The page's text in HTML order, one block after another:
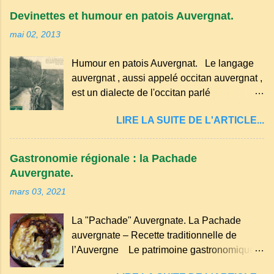
voisins se hâtent de planter dans le
aperçoit, il remet le pain sur le bon coté,
mais il doit payer autant de bouteilles de vin
qu’il y a de couteaux ou de fourchettes
d’Ambert). Les quatre chemins. Quand
deux chemins se rencontrent et se coupent,
leur intersection forme un carrefour qui a
Devinettes et humour en patois Auvergnat.
mai 02, 2013
Humour en patois Auvergnat. Le langage
auvergnat , aussi appelé occitan auvergnat ,
est un dialecte de l'occitan parlé
certaines parties du Massif central . Il
appartient à la famille des langues romanes
et est classé parmi les dialectes du nord-
occitan . Bien que le nombre de locuteurs
traditionnelle et les contes. Il a aussi
influencé le français parlé en Auvergne.
Caractéristiques du langage auvergnat
LIRE LA SUITE DE L'ARTICLE...
Gastronomie régionale : la Pachade
Auvergnate.
mars 03, 2021
La "Pachade" Auvergnate. La Pachade
auvergnate – Recette traditionnelle de
l’Auvergne Le patrimoine gastronomique